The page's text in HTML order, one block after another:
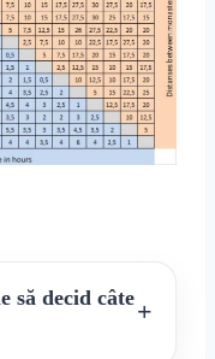
să decid câte